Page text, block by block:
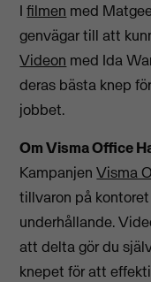
Ifilmen med
genvägar till att
Videon med Ida
deras bästa knep
jobbet.
Om Visma Office
KampanjenVisma
tillvaron på
underhållande.
att delta gör du
knepet för att